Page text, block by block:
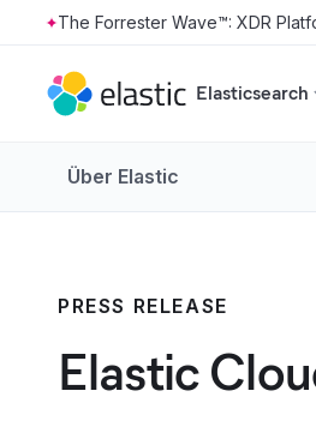
Skip to main content
The Forrester Wave™: XDR
Elasticsearch
Über Elastic
PRESS RELEASE
Elastic